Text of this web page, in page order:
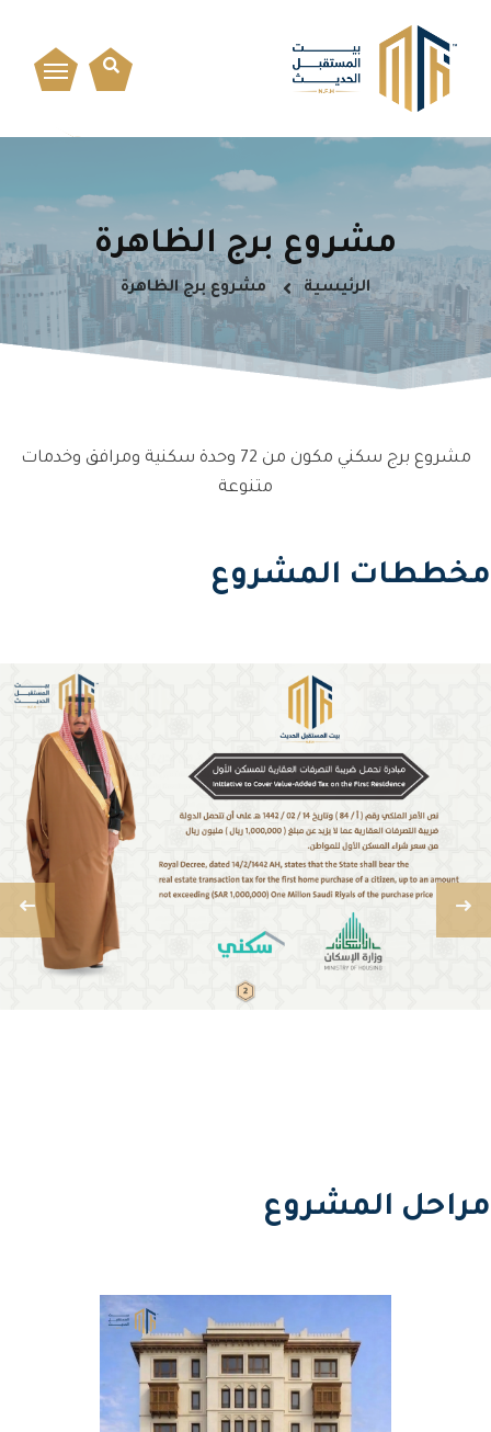
مشروع برج الظاهرة
الرئيسية مشروع برج الظاهرة
مشروع برج سكني مكون من 72 وحدة سكنية ومرافق وخدمات
متنوعة
مخططات المشروع
مراحل المشروع